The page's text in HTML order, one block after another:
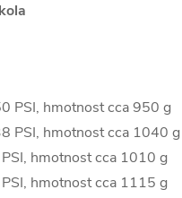
PSI, hmotnost cca 950 g
PSI, hmotnost cca 1040 g
hmotnost cca 1010 g
hmotnost cca 1115 g